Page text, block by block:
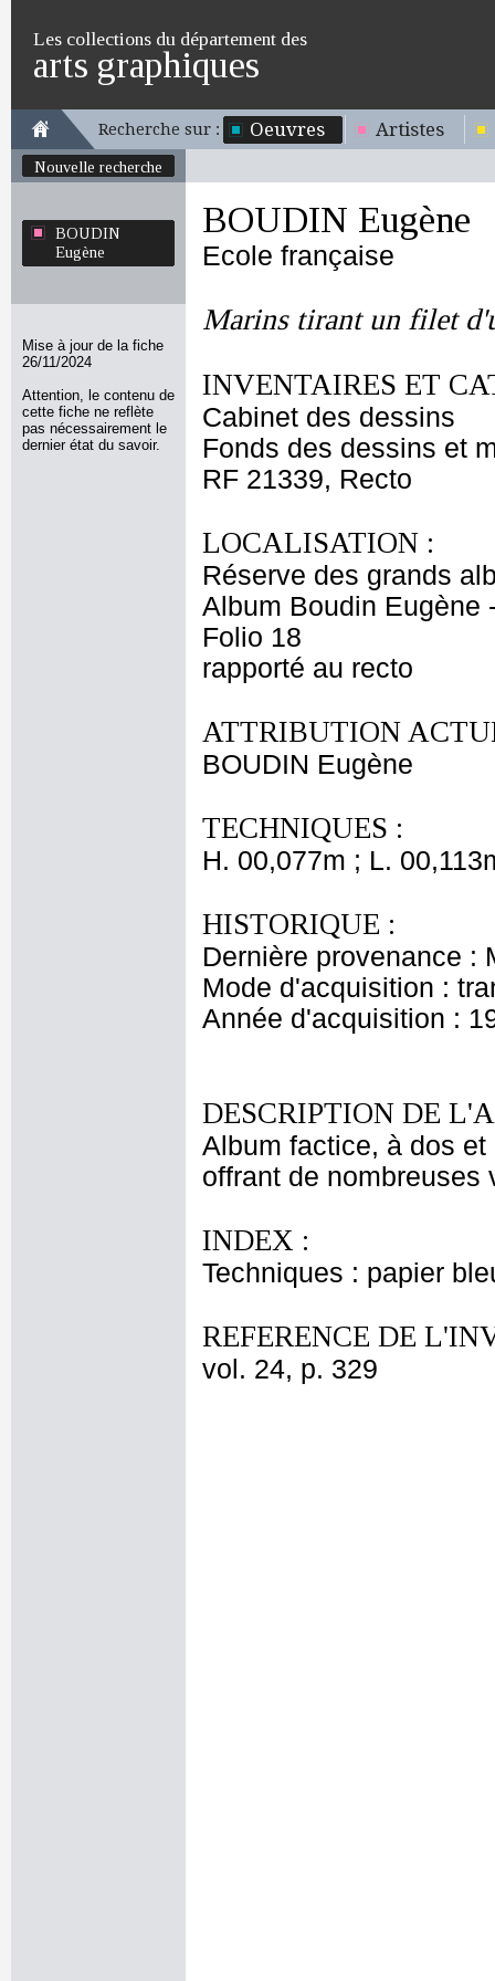
Les collections du département des
arts graphiques
Recherche sur : Oeuvres Artistes
Nouvelle recherche
BOUDIN
Eugène
Mise à jour de la fiche
26/11/2024
Attention, le contenu de
cette fiche ne reflète
pas nécessairement le
dernier état du savoir.
BOUDIN Eugène
Ecole française
Marins tirant un filet
INVENTAIRES ET
Cabinet des dessins
Fonds des dessins et
RF 21339, Recto
LOCALISATION :
Réserve des grands
Album Boudin Eugène
Folio 18
rapporté au recto
ATTRIBUTION
BOUDIN Eugène
TECHNIQUES :
H. 00,077m ; L.
HISTORIQUE :
Dernière provenance :
Mode d'acquisition :
Année d'acquisition :
DESCRIPTION DE
Album factice, à dos
offrant de nombreuses
INDEX :
Techniques : papier
REFERENCE DE
vol. 24, p. 329